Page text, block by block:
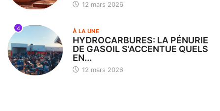
12 mars 2026
4 À LA UNE
HYDROCARBURES: LA PÉNURIE
DE GASOIL S’ACCENTUE QUELS
EN...
12 mars 2026